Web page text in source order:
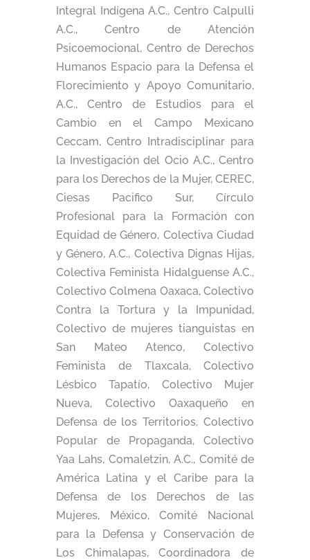
Integral Indígena A.C., Centro Calpulli
A.C., Centro de Atención
Psicoemocional, Centro de Derechos
Humanos Espacio para la Defensa el
Florecimiento y Apoyo Comunitario,
A.C., Centro de Estudios para el
Cambio en el Campo Mexicano
Ceccam, Centro Intradisciplinar para
la Investigación del Ocio A.C., Centro
para los Derechos de la Mujer, CEREC,
Ciesas Pacifico Sur, Círculo
Profesional para la Formación con
Equidad de Género, Colectiva Ciudad
y Género, A.C., Colectiva Dignas Hijas,
Colectiva Feminista Hidalguense A.C.,
Colectivo Colmena Oaxaca, Colectivo
Contra la Tortura y la Impunidad,
Colectivo de mujeres tianguistas en
San Mateo Atenco, Colectivo
Feminista de Tlaxcala, Colectivo
Lésbico Tapatío, Colectivo Mujer
Nueva, Colectivo Oaxaqueño en
Defensa de los Territorios, Colectivo
Popular de Propaganda, Colectivo
Yaa Lahs, Comaletzin, A.C., Comité de
América Latina y el Caribe para la
Defensa de los Derechos de las
Mujeres, México, Comité Nacional
para la Defensa y Conservación de
Los Chimalapas, Coordinadora de